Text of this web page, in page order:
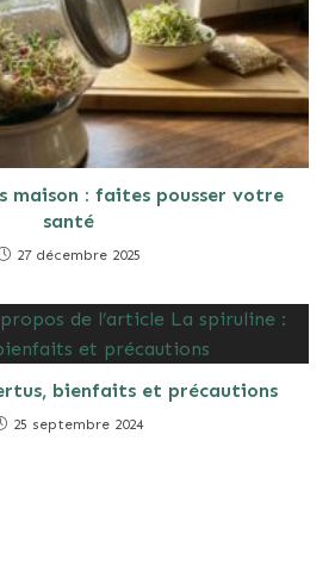
maison : faites pousser votre
santé
27 décembre 2025
bienfaits et précautions
25 septembre 2024